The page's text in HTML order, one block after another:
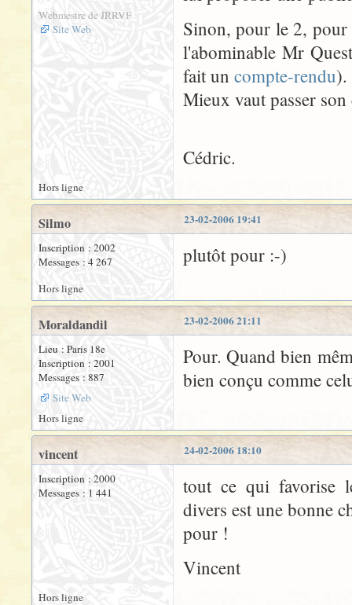
Webmestre de JRRVF
Site Web
Sinon, pour le 2, pour
l'abominable Mr
fait un compte-rendu).
Mieux vaut passer
Cédric.
Hors ligne
23-02-2006 19:41
Silmo
Inscription : 2002
Messages : 4 267
plutôt pour :-)
Hors ligne
23-02-2006 21:11
Moraldandil
Lieu : Paris 18e
Inscription : 2001
Messages : 887
Site Web
Pour. Quand bien
bien conçu comme
Hors ligne
24-02-2006 18:10
vincent
Inscription : 2000
Messages : 1 441
tout ce qui favorise
divers est une bonne
pour !
Vincent
Hors ligne